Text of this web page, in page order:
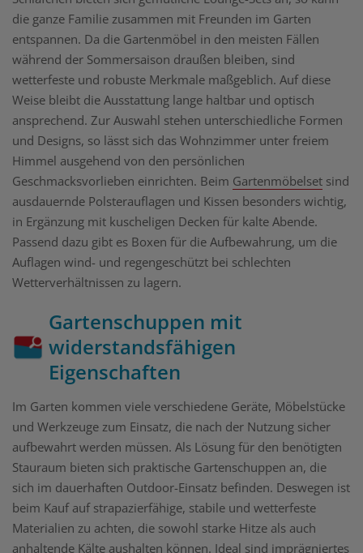
die ganze Familie zusammen mit Freunden im Garten
entspannen. Da die Gartenmöbel in den meisten Fällen
während der Sommersaison draußen bleiben, sind
wetterfeste und robuste Merkmale maßgeblich. Auf diese
Weise bleibt die Ausstattung lange haltbar und optisch
ansprechend. Zur Auswahl stehen unterschiedliche Formen
und Designs, so lässt sich das Wohnzimmer unter freiem
Himmel ausgehend von den persönlichen
Geschmacksvorlieben einrichten. Beim Gartenmöbelset sind
ausdauernde Polsterauflagen und Kissen besonders wichtig,
in Ergänzung mit kuscheligen Decken für kalte Abende.
Passend dazu gibt es Boxen für die Aufbewahrung, um die
Auflagen wind- und regengeschützt bei schlechten
Wetterverhältnissen zu lagern.
Gartenschuppen mit
widerstandsfähigen
Eigenschaften
Im Garten kommen viele verschiedene Geräte, Möbelstücke
und Werkzeuge zum Einsatz, die nach der Nutzung sicher
aufbewahrt werden müssen. Als Lösung für den benötigten
Stauraum bieten sich praktische Gartenschuppen an, die
sich im dauerhaften Outdoor-Einsatz befinden. Deswegen ist
beim Kauf auf strapazierfähige, stabile und wetterfeste
Materialien zu achten, die sowohl starke Hitze als auch
anhaltende Kälte aushalten können. Ideal sind imprägniertes